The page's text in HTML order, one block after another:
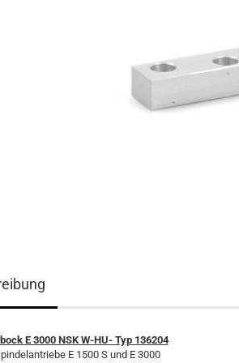
E 3000 NSK W-HU- Typ 136204
E 1500 S und E 3000